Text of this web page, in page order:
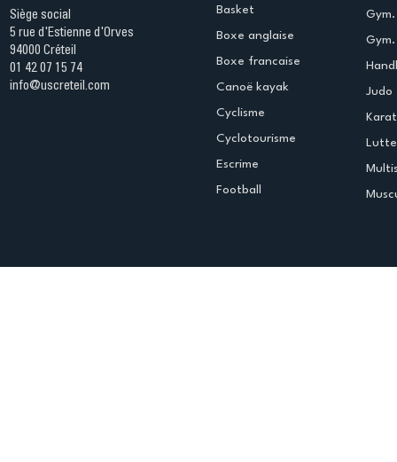
Siège social
5 rue d'Estienne d'Orves
94000 Créteil
01 42 07 15 74
info@uscreteil.com
Basket
Boxe anglaise
Boxe francaise
Canoë kayak
Cyclisme
Cyclotourisme
Escrime
Football
Judo
Lutte